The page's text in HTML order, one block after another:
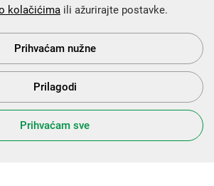
instrumenta sufinanciranog iz
regionalni razvoj u sklopu Operativnog
„Konkurentnost i kohezija”.
s Vama od 2014. godine!
kolačićima ili ažurirajte postavke.
Prihvaćam nužne
Prilagodi
Prihvaćam sve